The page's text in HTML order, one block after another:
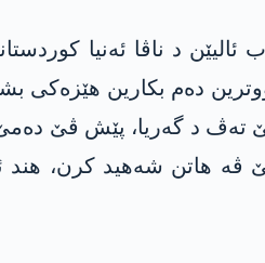
د ناڤا ئه‌نیا
ده‌م بكارین هێزه‌كی
ڤه‌ هاتن شه‌هید كرن،